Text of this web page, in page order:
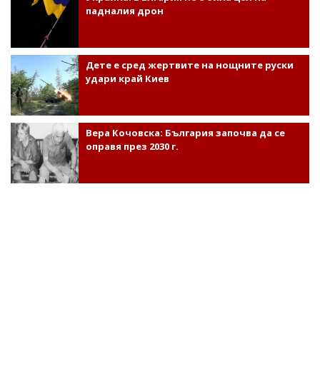
падналия дрон
Дете е сред жертвите на нощните руски
удари край Киев
Вера Кочовска: България започва да се
оправя през 2030 г.